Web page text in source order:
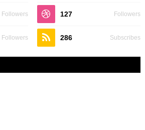
Followers 127 Followers
Followers 286 Subscribes